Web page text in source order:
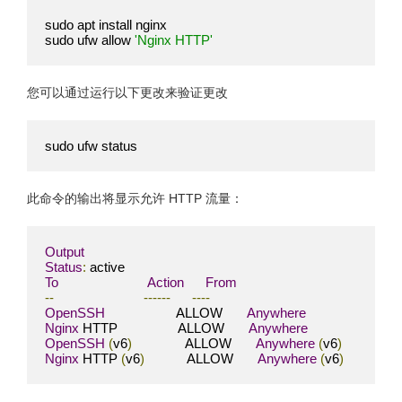
sudo apt install nginx
sudo ufw allow 'Nginx HTTP'
您可以通过运行以下更改来验证更改
sudo ufw status
此命令的输出将显示允许 HTTP 流量：
Output
Status:
To
Action
From
--
------
----
OpenSSH
                    ALLOW
Anywhere
Nginx HTTP                 ALLOW Anywhere
OpenSSH (v6)
               ALLOW
Anywhere (v6)
Nginx HTTP (v6)
            ALLOW
Anywhere (v6)